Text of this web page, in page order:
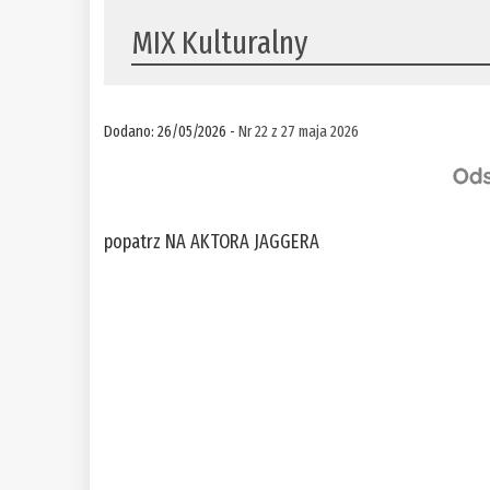
MIX Kulturalny
Dodano: 26/05/2026 -Nr 22 z 27 maja 2026
popatrz NA AKTORA JAGGERA